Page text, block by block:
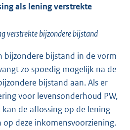
als lening verstrekte
verstrekte bijzondere bijstand
bijzondere bijstand in de vorm
zo spoedig mogelijk na de
bijstand aan. Als er
voor levensonderhoud PW,
kan de aflossing op de lening
deze inkomensvoorziening.